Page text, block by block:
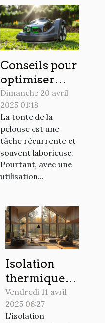
Conseils pour
optimiser
l'utilisation
de votre
tondeuse
électrique
Dimanche 20 avril
2025 01:18
La tonte de la
pelouse est une
tâche récurrente et
souvent laborieuse.
Pourtant, avec une
utilisation...
Isolation
thermique
maison
économies et
Vendredi 11 avril
2025 06:27
L'isolation